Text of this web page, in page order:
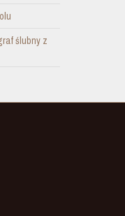
ślubny z